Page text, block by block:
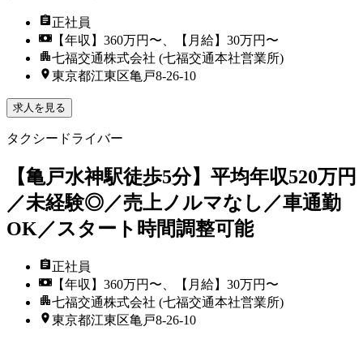
正社員
【年収】360万円〜、【月給】30万円〜
七福交通株式会社 (七福交通本社営業所)
東京都江東区亀戸8-26-10
求人を見る
タクシードライバー
【亀戸水神駅徒歩5分】平均年収520万円
／未経験◎／売上ノルマなし／車通勤
OK／スタート時間調整可能
正社員
【年収】360万円〜、【月給】30万円〜
七福交通株式会社 (七福交通本社営業所)
東京都江東区亀戸8-26-10